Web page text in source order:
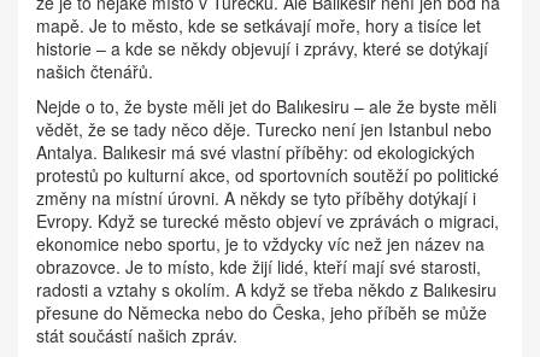
mapě. Je to město, kde se setkávají moře, hory a tisíce let
historie – a kde se někdy objevují i zprávy, které se dotýkají
našich čtenářů.
Nejde o to, že byste měli jet do Balıkesiru – ale že byste měli
vědět, že se tady něco děje. Turecko není jen Istanbul nebo
Antalya. Balıkesir má své vlastní příběhy: od ekologických
protestů po kulturní akce, od sportovních soutěží po politické
změny na místní úrovni. A někdy se tyto příběhy dotýkají i
Evropy. Když se turecké město objeví ve zprávách o migraci,
ekonomice nebo sportu, je to vždycky víc než jen název na
obrazovce. Je to místo, kde žijí lidé, kteří mají své starosti,
radosti a vztahy s okolím. A když se třeba někdo z Balıkesiru
přesune do Německa nebo do Česka, jeho příběh se může
stát součástí našich zpráv.